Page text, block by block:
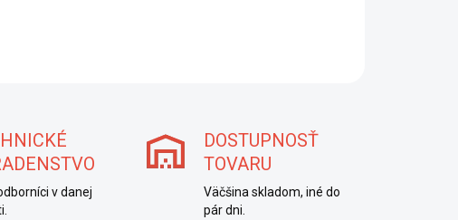
v danej
DOSTUPNOSŤ
TOVARU
Väčšina skladom, iné do
pár dni.